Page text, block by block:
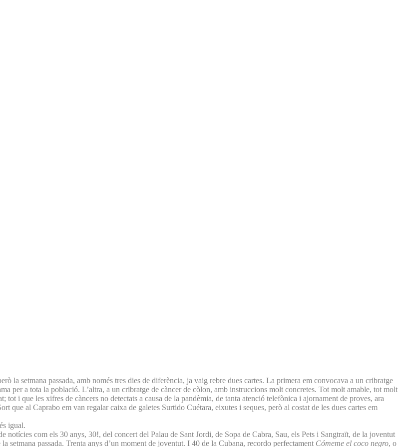
la setmana passada, amb només tres dies de diferència, ja vaig rebre dues cartes. La primera em convocava a un cribratge
per a tota la població. L’altra, a un cribratge de càncer de còlon, amb instruccions molt concretes. Tot molt amable, tot molt
i que les xifres de càncers no detectats a causa de la pandèmia, de tanta atenció telefònica i ajornament de proves, ara
que al Caprabo em van regalar caixa de galetes Surtido Cuétara, eixutes i seques, però al costat de les dues cartes em
igual.
notícies com els 30 anys, 30!, del concert del Palau de Sant Jordi, de Sopa de Cabra, Sau, els Pets i Sangtraït, de la joventut
setmana passada. Trenta anys d’un moment de joventut. I 40 de la Cubana, recordo perfectament Cómeme el coco negro, o